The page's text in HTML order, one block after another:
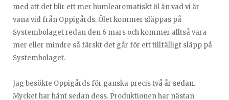
med att det blir ett mer humlearomatiskt öl än vad vi är
vana vid från Oppigårds. Ölet kommer släppas på
Systembolaget redan den 6 mars och kommer alltså vara
mer eller mindre så färskt det går för ett tillfälligt släpp på
Systembolaget.
Jag besökte Oppigårds för ganska precistvå år sedan.
Mycket har hänt sedan dess. Produktionen har nästan